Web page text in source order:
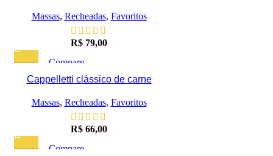
Massas, Recheadas, Favoritos
R$ 79,00
Compare
Visualização rápida
Cappelletti clássico de carne
Massas, Recheadas, Favoritos
R$ 66,00
Compare